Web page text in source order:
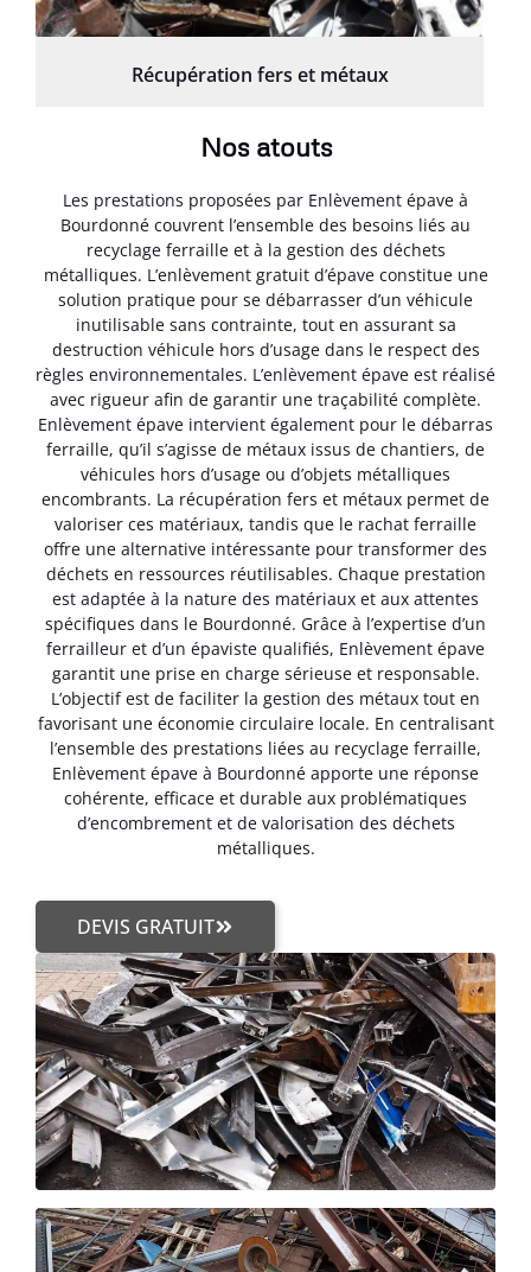
Récupération fers et métaux
Nos atouts
Les prestations proposées par Enlèvement épave à
Bourdonné couvrent l’ensemble des besoins liés au
recyclage ferraille et à la gestion des déchets
métalliques. L’enlèvement gratuit d’épave constitue une
solution pratique pour se débarrasser d’un véhicule
inutilisable sans contrainte, tout en assurant sa
destruction véhicule hors d’usage dans le respect des
règles environnementales. L’enlèvement épave est réalisé
avec rigueur afin de garantir une traçabilité complète.
Enlèvement épave intervient également pour le débarras
ferraille, qu’il s’agisse de métaux issus de chantiers, de
véhicules hors d’usage ou d’objets métalliques
encombrants. La récupération fers et métaux permet de
valoriser ces matériaux, tandis que le rachat ferraille
offre une alternative intéressante pour transformer des
déchets en ressources réutilisables. Chaque prestation
est adaptée à la nature des matériaux et aux attentes
spécifiques dans le Bourdonné. Grâce à l’expertise d’un
ferrailleur et d’un épaviste qualifiés, Enlèvement épave
garantit une prise en charge sérieuse et responsable.
L’objectif est de faciliter la gestion des métaux tout en
favorisant une économie circulaire locale. En centralisant
l’ensemble des prestations liées au recyclage ferraille,
Enlèvement épave à Bourdonné apporte une réponse
cohérente, efficace et durable aux problématiques
d’encombrement et de valorisation des déchets
métalliques.
DEVIS GRATUIT